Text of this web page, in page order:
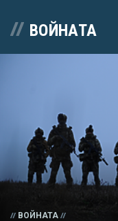
ВОЙНАТА
ВОЙНАТА